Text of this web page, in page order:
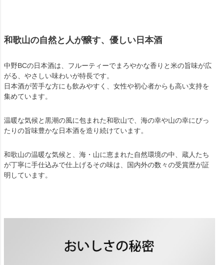
和歌山の自然と人が醸す、優しい日本酒
中野BCの日本酒は、フルーティーでまろやかな香りと米の旨味が広
がる、やさしい味わいが特長です。
日本酒が苦手な方にも飲みやすく、女性や初心者からも高い支持を
集めています。
温暖な気候と黒潮の風に包まれた和歌山で、海の幸や山の幸にぴっ
たりの旨味豊かな日本酒を造り続けています。
和歌山の温暖な気候と、海・山に恵まれた自然環境の中、蔵人たち
が丁寧に手仕込みで仕上げるその味は、国内外の数々の受賞歴が証
明しています。